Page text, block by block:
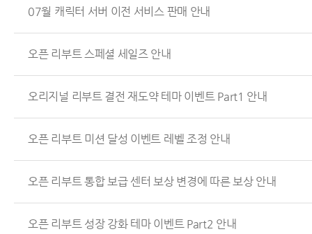
07월 캐릭터 서버 이전 서비스 판매 안내
오픈 리부트 스페셜 세일즈 안내
오리지널 리부트 결전 재도약 테마 이벤트 Part1 안내
오픈 리부트 미션 달성 이벤트 레벨 조정 안내
오픈 리부트 통합 보급 센터 보상 변경에 따른 보상 안내
오픈 리부트 성장 강화 테마 이벤트 Part2 안내